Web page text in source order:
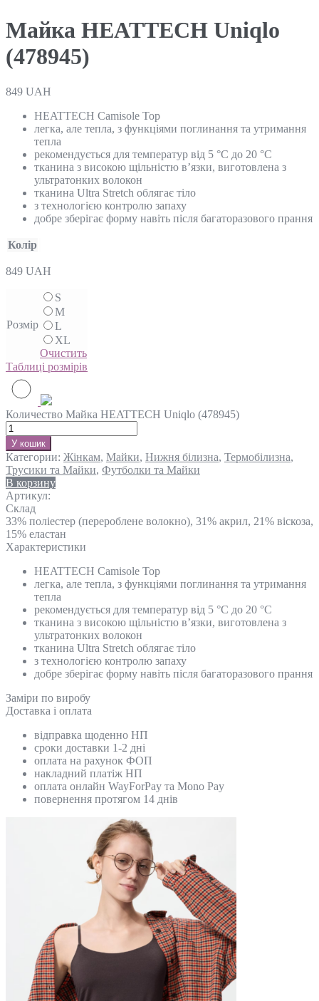
Майка HEATTECH Uniqlo
(478945)
849 UAH
HEATTECH Camisole Top
легка, але тепла, з функціями поглинання та утримання
тепла
рекомендується для температур від 5 °C до 20 °C
тканина з високою щільністю в’язки, виготовлена з
ультратонких волокон
тканина Ultra Stretch облягає тіло
з технологією контролю запаху
добре зберігає форму навіть після багаторазового прання
Колір
849 UAH
Розмір
S
M
L
XL
Очистить
Таблиці розмірів
Количество Майка HEATTECH Uniqlo (478945)
У кошик
Категории: Жінкам, Майки, Нижня білизна, Термобілизна,
Трусики та Майки, Футболки та Майки
В корзину
Артикул:
Склад
33% поліестер (перероблене волокно), 31% акрил, 21% віскоза,
15% еластан
Характеристики
HEATTECH Camisole Top
легка, але тепла, з функціями поглинання та утримання
тепла
рекомендується для температур від 5 °C до 20 °C
тканина з високою щільністю в’язки, виготовлена з
ультратонких волокон
тканина Ultra Stretch облягає тіло
з технологією контролю запаху
добре зберігає форму навіть після багаторазового прання
Замiри по виробу
Доставка і оплата
відправка щоденно НП
сроки доставки 1-2 дні
оплата на рахунок ФОП
накладний платіж НП
оплата онлайн WayForPay та Mono Pay
повернення протягом 14 днів